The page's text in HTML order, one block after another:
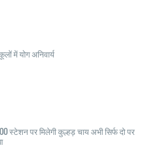
में योग अनिवार्य
स्टेशन पर मिलेगी कुल्हड़ चाय अभी सिर्फ दो पर